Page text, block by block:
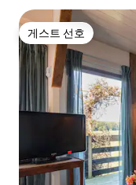
게스트 선호
게스트 선호